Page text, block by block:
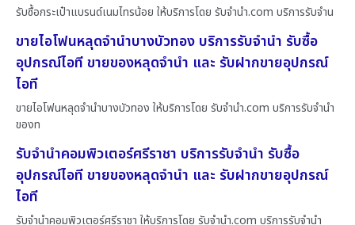
รับซื้อกระเป๋าแบรนด์เนมไทรน้อย ให้บริการโดย รับจํานํา.com บริการรับจำน
ขายไอโฟนหลุดจำนำบางบัวทอง บริการรับจำนำ รับซื้อ
อุปกรณ์ไอที ขายของหลุดจำนำ และ รับฝากขายอุปกรณ์
ไอที
ขายไอโฟนหลุดจำนำบางบัวทอง ให้บริการโดย รับจํานํา.com บริการรับจำนำ
ของท
รับจำนำคอมพิวเตอร์ศรีราชา บริการรับจำนำ รับซื้อ
อุปกรณ์ไอที ขายของหลุดจำนำ และ รับฝากขายอุปกรณ์
ไอที
รับจำนำคอมพิวเตอร์ศรีราชา ให้บริการโดย รับจํานํา.com บริการรับจำนำ